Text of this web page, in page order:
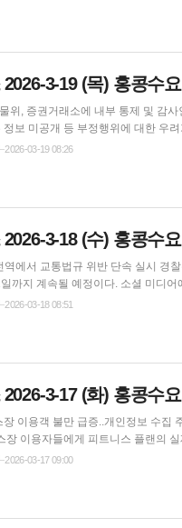
3-19 (목) 홍콩수
에 내부 통제 및 감사인 감독 강화 촉구 홍콩 증권선물위원회는 2024년
정보 미공개 등 부정행위에 대한 우
로 인해 발행사가 재무제표를 공개할 수 없는 경우, 홍콩증권거래소
2026-03-19 08:26
3-18 (수) 홍콩수
시 경찰은 부주의 운전과 무단횡단을 단속하기 위한 시 전역의 대대적인 단속에 나섰으며, 이
게시된 영상에는 여러 지역에 배치된 경찰관들의 모습이 담겨 있었는데, 특히 콰이퐁
위반 사례가 빈번한 곳으로 지적
2026-03-18 08:51
3-17 (화) 홍콩수
..개인정보 수집 주의해야 소비자위원회는 작년과 올해 초에 24시간 피트니스 센터
장 이용자들에게 피트니스 플랜의 실
관은 24시간 운영되는 피트니스 시
2026-03-17 09:00